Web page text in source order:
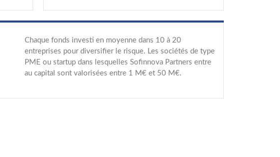
Chaque fonds investi en moyenne dans 10 à 20
entreprises pour diversifier le risque. Les sociétés de type
PME ou startup dans lesquelles Sofinnova Partners entre
au capital sont valorisées entre 1 M€ et 50 M€.